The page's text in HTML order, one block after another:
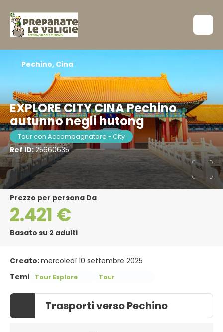
EXPLORE CITY CINA Pechino
autunno negli hutong
Tour con Accompagnatore - City
Ref ID:25660635
Pechino, Cina
Prezzo per persona Da
2.421 €
Basato su 2 adulti
Creato:mercoledì 10 settembre 2025
Temi
Tour Explore Tour
Trasporti verso Pechino